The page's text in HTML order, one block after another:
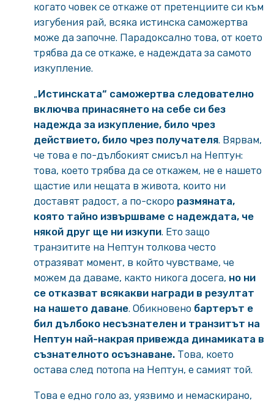
когато човек се откаже от претенциите си към
изгубения рай, всяка истинска саможертва
може да започне. Парадоксално това, от което
трябва да се откаже, е надеждата за самото
изкупление.
„Истинската“ саможертва следователно
включва принасянето на себе си без
надежда за изкупление, било чрез
действието, било чрез получателя. Вярвам,
че това е по-дълбокият смисъл на Нептун:
това, което трябва да се откажем, не е нашето
щастие или нещата в живота, които ни
доставят радост, а по-скоро размяната,
която тайно извършваме с надеждата, че
някой друг ще ни изкупи. Ето защо
транзитите на Нептун толкова често
отразяват момент, в който чувстваме, че
можем да даваме, както никога досега, но ни
се отказват всякакви награди в резултат
на нашето даване. Обикновено бартерът е
бил дълбоко несъзнателен и транзитът на
Нептун най-накрая привежда динамиката в
съзнателното осъзнаване. Това, което
остава след потопа на Нептун, е самият той.
Това е едно голо аз, уязвимо и немаскирано,